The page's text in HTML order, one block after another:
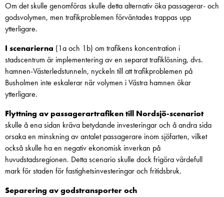
Om det skulle genomföras skulle detta alternativ öka passagerar- och
godsvolymen, men trafikproblemen förväntades trappas upp
ytterligare.
I scenarierna (1a och 1b) om trafikens koncentration i
stadscentrum är implementering av en separat trafiklösning, dvs.
hamnen-Västerledstunneln, nyckeln till att trafikproblemen på
Busholmen inte eskalerar när volymen i Västra hamnen ökar
ytterligare.
Flyttning av passagerartrafiken till Nordsjö-scenariot
skulle å ena sidan kräva betydande investeringar och å andra sida
orsaka en minskning av antalet passagerare inom sjöfarten, vilket
också skulle ha en negativ ekonomisk inverkan på
huvudstadsregionen. Detta scenario skulle dock frigöra värdefull
mark för staden för fastighetsinvesteringar och fritidsbruk.
Separering av godstransporter och